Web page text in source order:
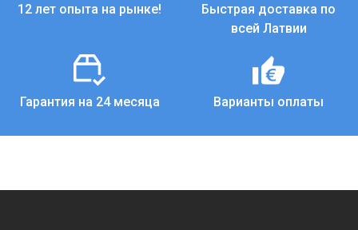
12 лет опыта на рынке!
Быстрая доставка по
всей Латвии
Гарантия на 24 месяца Варианты оплаты